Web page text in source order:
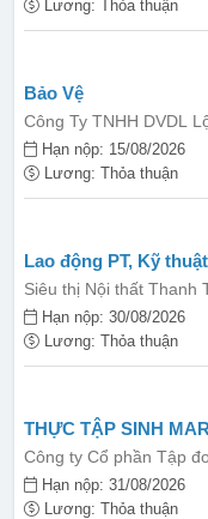
Lương: Thỏa thuận
Bảo Vệ
Công Ty TNHH DVDL
Hạn nộp: 15/08/2026
Lương: Thỏa thuận
Lao động PT, Kỹ
hàng...
Siêu thị Nội thất Thanh
Hạn nộp: 30/08/2026
Lương: Thỏa thuận
THỰC TẬP SINH
Công ty Cổ phần Tập
Hạn nộp: 31/08/2026
Lương: Thỏa thuận